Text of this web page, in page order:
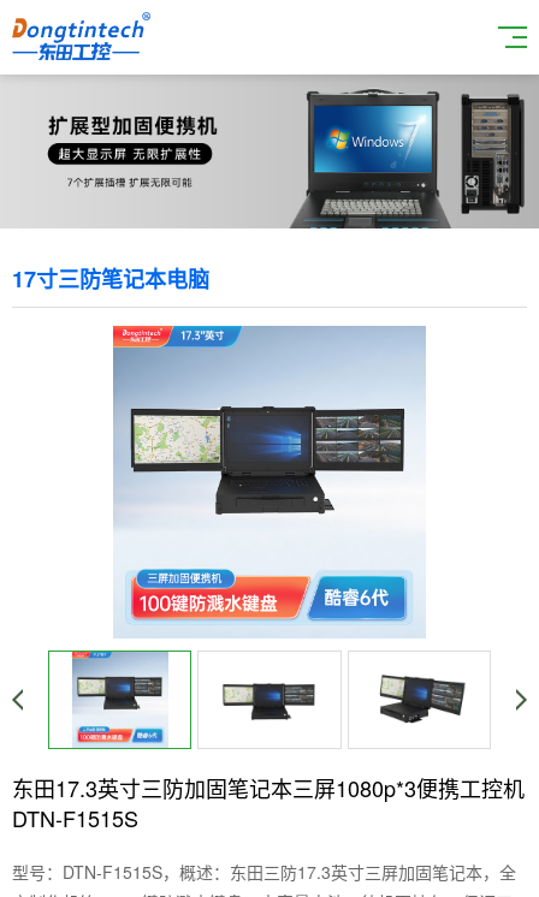
17寸三防笔记本电脑
东田17.3英寸三防加固笔记本三屏1080p*3便携工控机
DTN-F1515S
型号：DTN-F1515S，概述：东田三防17.3英寸三屏加固笔记本，全